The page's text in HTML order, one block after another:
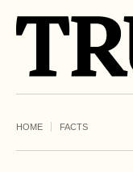
HOME FACTS